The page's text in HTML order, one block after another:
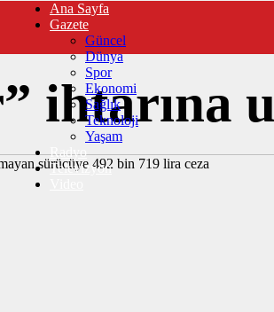
FOTO GALERİ
VIDEO GALERİ
TRAFİK DURUMU
NÖBETÇİ ECZANELER
CANLI SONUÇLAR
HABER GÖNDER
BURÇLAR
İLETİŞİM
Ana Sayfa
Gazete
Güncel
Dünya
Spor
Ekonomi
Sağlık
Teknoloji
Yaşam
Radyo
Televizyon
ihtarına